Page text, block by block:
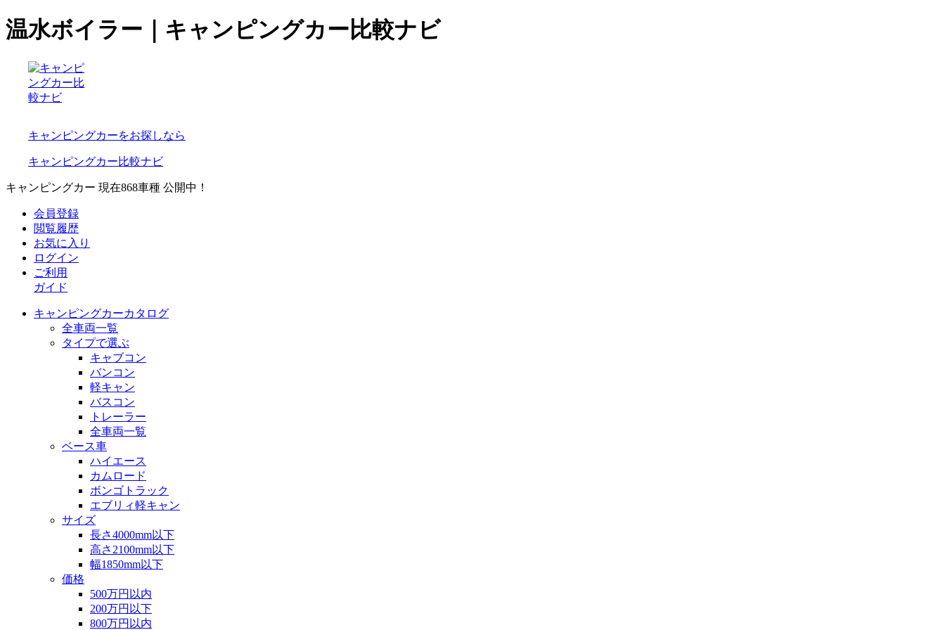
温水ボイラー｜キャンピングカー比較ナビ
キャンピングカーをお探しなら
キャンピングカー比較ナビ
キャンピングカー 現在868車種 公開中！
会員登録
閲覧履歴
お気に入り
ログイン
ご利用
ガイド
キャンピングカーカタログ
全車両一覧
タイプで選ぶ
キャブコン
バンコン
軽キャン
バスコン
トレーラー
全車両一覧
ベース車
ハイエース
カムロード
ボンゴトラック
エブリィ軽キャン
サイズ
長さ4000mm以下
高さ2100mm以下
幅1850mm以下
価格
500万円以内
200万円以下
800万円以内